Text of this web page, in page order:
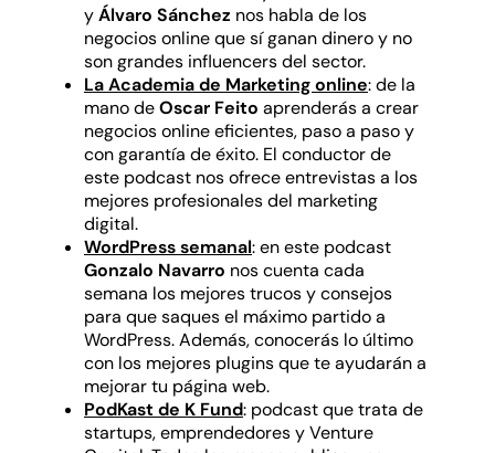
yÁlvaro Sánchez nos habla de los
negocios online que sí ganan dinero y no
son grandes influencers del sector.
La Academia de Marketing online: de la
mano deOscar Feito aprenderás a crear
negocios online eficientes, paso a paso y
con garantía de éxito. El conductor de
este podcast nos ofrece entrevistas a los
mejores profesionales del marketing
digital.
WordPress semanal: en este podcast
Gonzalo Navarro nos cuenta cada
semana los mejores trucos y consejos
para que saques el máximo partido a
WordPress. Además, conocerás lo último
con los mejores plugins que te ayudarán a
mejorar tu página web.
PodKast de K Fund: podcast que trata de
startups, emprendedores y Venture